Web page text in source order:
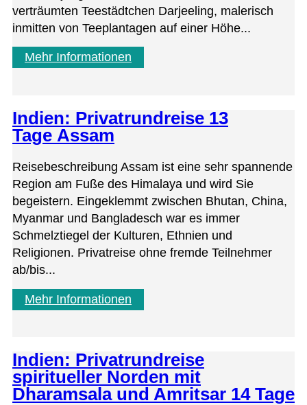
verträumten Teestädtchen Darjeeling, malerisch
inmitten von Teeplantagen auf einer Höhe...
Mehr Informationen
Indien: Privatrundreise 13
Tage Assam
Reisebeschreibung Assam ist eine sehr spannende
Region am Fuße des Himalaya und wird Sie
begeistern. Eingeklemmt zwischen Bhutan, China,
Myanmar und Bangladesch war es immer
Schmelztiegel der Kulturen, Ethnien und
Religionen. Privatreise ohne fremde Teilnehmer
ab/bis...
Mehr Informationen
Indien: Privatrundreise
spiritueller Norden mit
Dharamsala und Amritsar 14 Tage